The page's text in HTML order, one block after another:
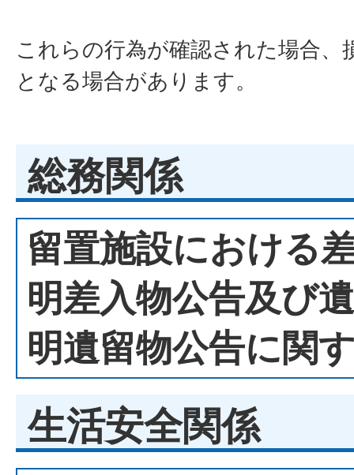
これらの行為が確認された場合、
となる場合があります。
総務関係
留置施設における
明差入物公告及び
明遺留物公告に関
生活安全関係